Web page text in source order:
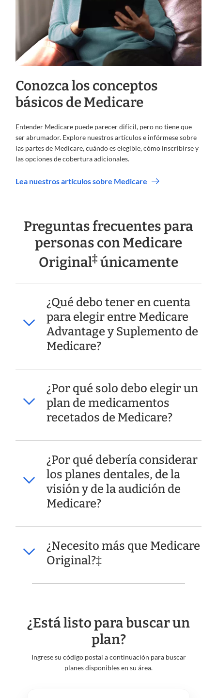
Conozca los conceptos
básicos de Medicare
Entender Medicare puede parecer difícil, pero no tiene que
ser abrumador. Explore nuestros artículos e infórmese sobre
las partes de Medicare, cuándo es elegible, cómo inscribirse y
las opciones de cobertura adicionales.
Lea nuestros artículos sobre Medicare
Preguntas frecuentes para
personas con Medicare
Original‡ únicamente
¿Qué debo tener en cuenta
para elegir entre Medicare
Advantage y Suplemento de
Medicare?
¿Por qué solo debo elegir un
plan de medicamentos
recetados de Medicare?
¿Por qué debería considerar
los planes dentales, de la
visión y de la audición de
Medicare?
¿Necesito más que Medicare
Original?‡
¿Está listo para buscar un
plan?
Ingrese su código postal a continuación para buscar
planes disponibles en su área.